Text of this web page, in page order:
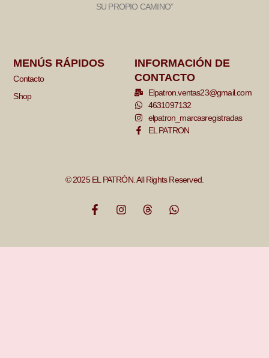
SU PROPIO CAMINO”
MENÚS RÁPIDOS
Contacto
Shop
INFORMACIÓN DE
CONTACTO
Elpatron.ventas23@gmail.com
4631097132
elpatron_marcasregistradas
EL PATRON
© 2025 EL PATRÓN. All Rights Reserved.